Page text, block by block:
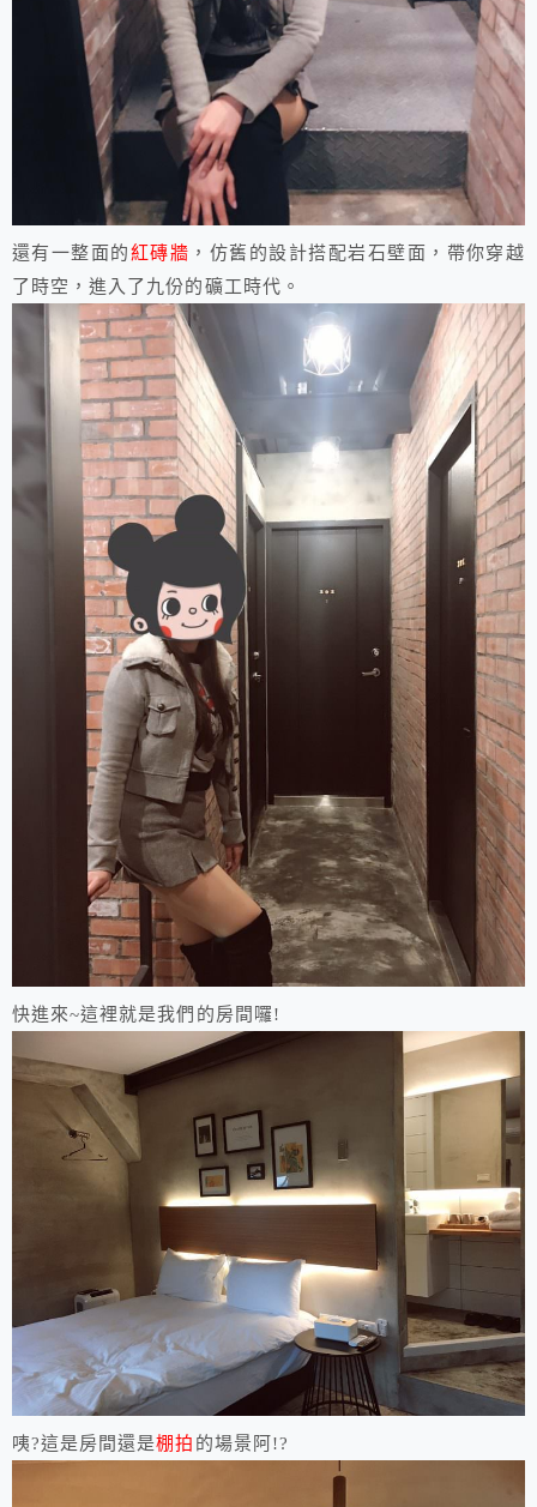
還有一整面的紅磚牆 ，仿舊的設計搭配岩石壁面，帶你穿越
了時空，進入了九份的礦工時代。
快進來~這裡就是我們的房間囉!
咦?這是房間還是棚拍 的場景阿!?